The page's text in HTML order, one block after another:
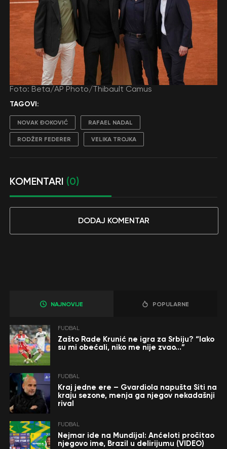
Foto: Beta/AP Photo/Thibault Camus
TAGOVI:
NOVAK ĐOKOVIĆ RAFAEL NADAL
RODŽER FEDERER VELIKA TROJKA
KOMENTARI (0)
DODAJ KOMENTAR
NAJNOVIJE POPULARNE
FUDBAL
Zašto Rade Krunić ne igra za Srbiju? “Iako
su mi obećali, niko me nije zvao…”
FUDBAL
Kraj jedne ere – Gvardiola napušta Siti na
kraju sezone, menja ga njegov nekadašnji
rival
FUDBAL
Nejmar ide na Mundijal: Anćeloti pročitao
njegovo ime, Brazil u delirijumu (VIDEO)